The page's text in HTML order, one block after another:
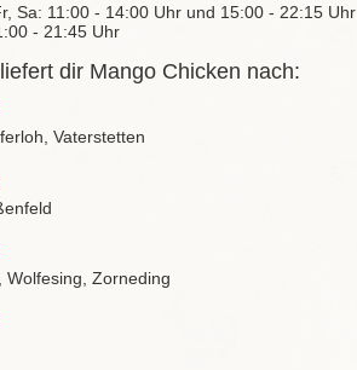
Sa: 11:00 - 14:00 Uhr und 15:00 - 22:15 Uhr
- 21:45 Uhr
dir Mango Chicken nach:
Vaterstetten
Wolfesing, Zorneding